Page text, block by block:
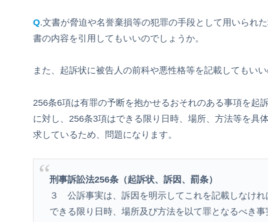
Q.文書が脅迫や名誉棄損等の犯罪の手段として用いられ
書の内容を引用してもいいのでしょうか。
また、起訴状に被告人の前科や悪性格等を記載してもいい
256条6項は有罪の予断を抱かせるおそれのある事項を起
に対し、256条3項はできる限り日時、場所、方法等を具
求しているため、問題になります。
刑事訴訟法256条（起訴状、訴因、罰条）
３ 公訴事実は、訴因を明示してこれを記載しなけれ
できる限り日時、場所及び方法を以て罪となるべき